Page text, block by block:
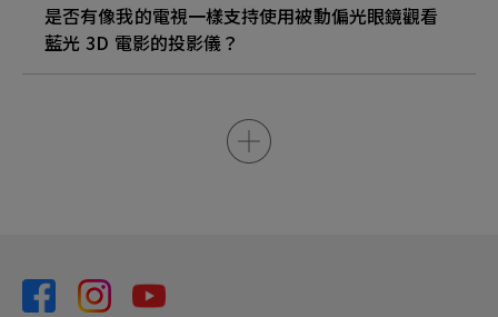
是否有像我的電視一樣支持使用被動偏光眼鏡觀看
藍光 3D 電影的投影儀？